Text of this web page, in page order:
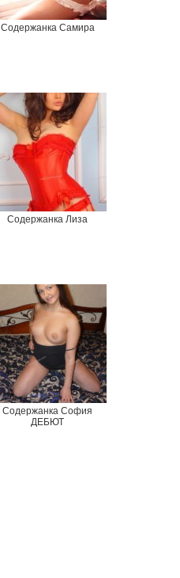
Содержанка Самира
Содержанка Лиза
Содержанка София
ДЕБЮТ